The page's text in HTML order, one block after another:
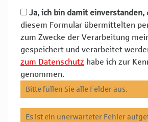
Ja, ich bin damit einverstanden,
diesem Formular übermittelten
zum Zwecke der Verarbeitung
gespeichert und verarbeitet
zum Datenschutz habe ich zur
genommen.
Bitte füllen Sie alle Felder aus.
Es ist ein unerwarteter Fehler